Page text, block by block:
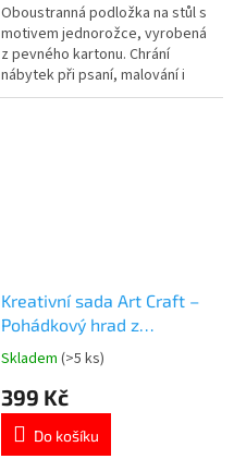
5
hvězdiček.
Oboustranná podložka na stůl s
motivem jednorožce, vyrobená
z pevného kartonu. Chrání
nábytek při psaní, malování i
tvořivých činnostech. Rozměr
Kreativní sada Art Craft –
Pohádkový hrad z
modelovací hmoty
Průměrné
produktu
5,0
Skladem (>5 ks)
399 Kč
Do košíku